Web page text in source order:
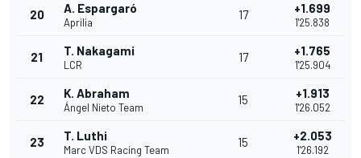
20 A. Espargaró
Aprilia
17 +1.699
1'25.838
21 T. Nakagami
LCR
17 +1.765
1'25.904
22 K. Abraham
Ángel Nieto Team
15 +1.913
1'26.052
23 T. Luthi
Marc VDS Racing Team
15 +2.053
1'26.192